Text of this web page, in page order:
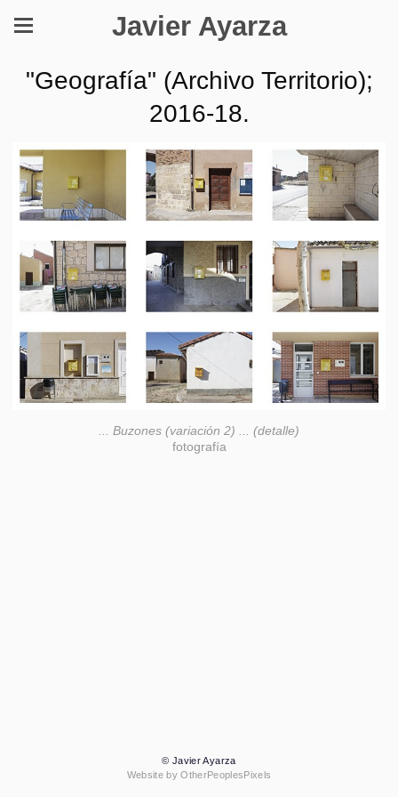
Javier Ayarza
"Geografía" (Archivo Territorio);
2016-18.
... Buzones (variación 2) ... (detalle)
fotografía
© Javier Ayarza
Website by OtherPeoplesPixels